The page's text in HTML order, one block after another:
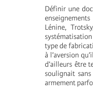
Définir une
Lénine,
type de
à l’aversion
d’ailleurs être
soulignait
armement